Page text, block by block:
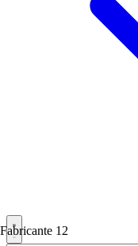
Fabricante 12